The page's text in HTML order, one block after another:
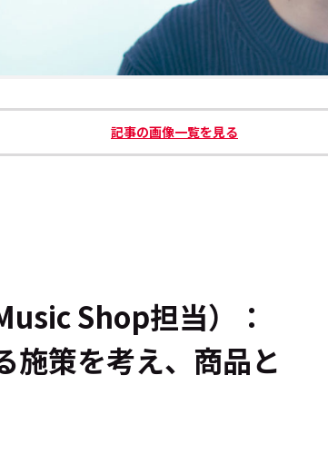
記事の画像一覧を見る
Shop担当）：
施策を考え、商品と